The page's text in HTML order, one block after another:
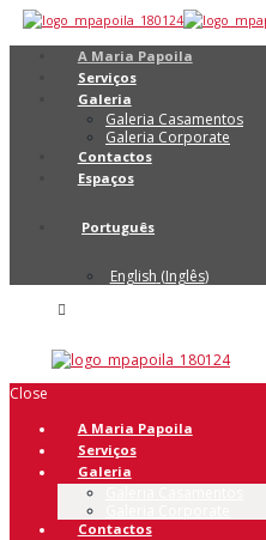
A Maria Papoila
Serviços
Galeria
Galeria Casamentos
Galeria Corporate
Contactos
Espaços
Português
English (Inglês)
Close
A Maria Papoila
Serviços
Galeria
Contactos